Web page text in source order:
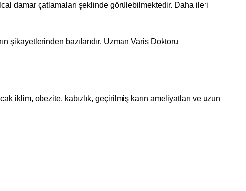
damar çatlamaları şeklinde görülebilmektedir. Daha ileri
şikayetlerinden bazılarıdır. Uzman Varis Doktoru
iklim, obezite, kabızlık, geçirilmiş karın ameliyatları ve uzun